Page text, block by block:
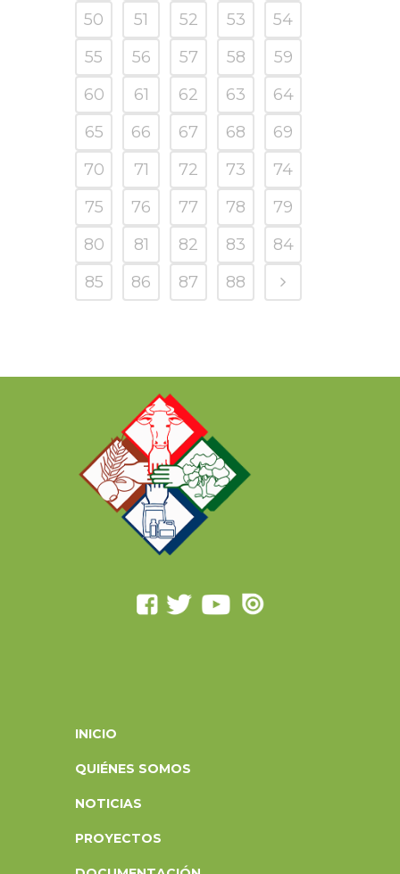
50
51 52 53
54
55
56 57 58
59
60
61 62 63
64
65
66 67 68
69
70
71 72 73
74
75
76 77 78
79
80
81 82 83
84
85
86 87 88
INICIO
QUIÉNES SOMOS
NOTICIAS
PROYECTOS